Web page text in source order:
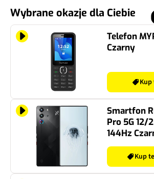
Wybrane okazje dla Ciebie
Telefon
Czarny
Kup
Smartfon
Pro 5G 12/
144Hz
Kup